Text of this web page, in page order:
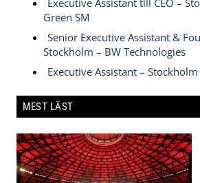
Executive Assistant till CEO –
Green SM
Senior Executive Assistant &
Stockholm – BW Technologies
Executive Assistant – Stockholm
MEST LÄST